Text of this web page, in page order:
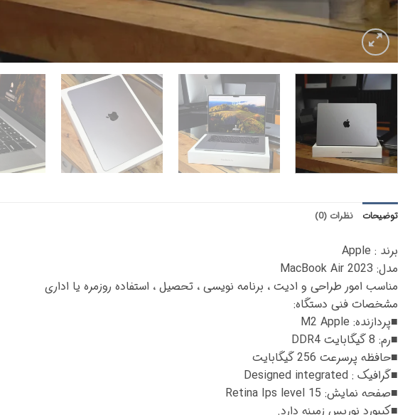
توضیحات نظرات (0)
برند : Apple
مدل: MacBook Air 2023
مناسب امور طراحی و ادیت ، برنامه نویسی ، تحصیل ، استفاده روزمره یا اداری
مشخصات فنی دستگاه:
■پردازنده: M2 Apple
■رم: 8 گیگابایت DDR4
■حافظه پرسرعت 256 گیگابایت
■گرافیک : Designed integrated
■صفحه نمایش: 15 Retina Ips level
■کیبورد نورپس زمینه دارد.